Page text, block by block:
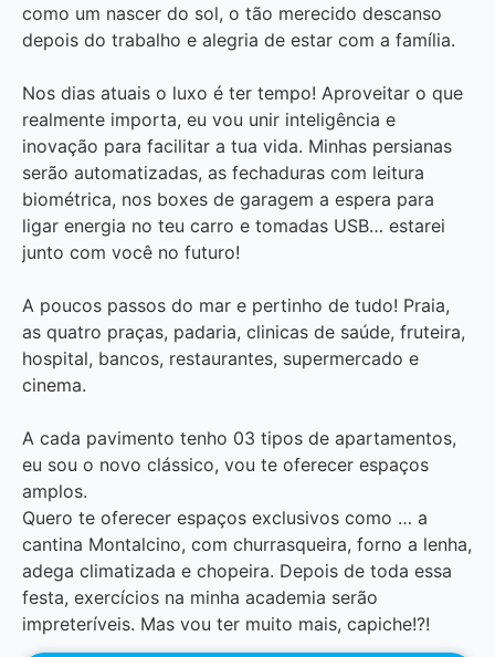
como um nascer do sol, o tão merecido descanso
depois do trabalho e alegria de estar com a família.
Nos dias atuais o luxo é ter tempo! Aproveitar o que
realmente importa, eu vou unir inteligência e
inovação para facilitar a tua vida. Minhas persianas
serão automatizadas, as fechaduras com leitura
biométrica, nos boxes de garagem a espera para
ligar energia no teu carro e tomadas USB… estarei
junto com você no futuro!
A poucos passos do mar e pertinho de tudo! Praia,
as quatro praças, padaria, clinicas de saúde, fruteira,
hospital, bancos, restaurantes, supermercado e
cinema.
A cada pavimento tenho 03 tipos de apartamentos,
eu sou o novo clássico, vou te oferecer espaços
amplos.
Quero te oferecer espaços exclusivos como … a
cantina Montalcino, com churrasqueira, forno a lenha,
adega climatizada e chopeira. Depois de toda essa
festa, exercícios na minha academia serão
impreteríveis. Mas vou ter muito mais, capiche!?!